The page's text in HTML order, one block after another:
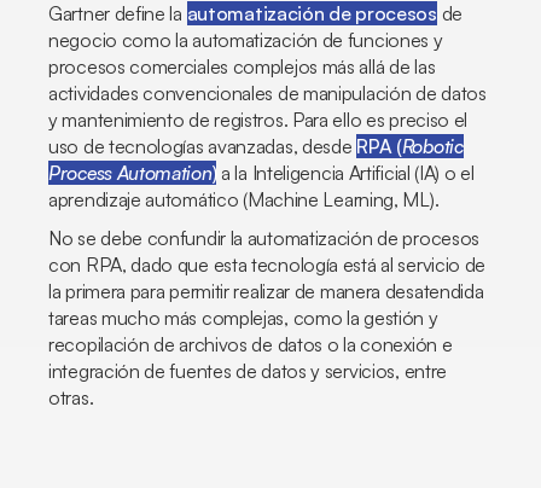
Gartner define la automatización de procesos de
negocio como la automatización de funciones y
procesos comerciales complejos más allá de las
actividades convencionales de manipulación de datos
y mantenimiento de registros. Para ello es preciso el
uso de tecnologías avanzadas, desde RPA (Robotic
Process Automation) ala Inteligencia Artificial (IA) o el
aprendizaje automático (Machine Learning, ML).
No se debe confundir la automatización de procesos
con RPA, dado que esta tecnología está al servicio de
la primera para permitir realizar de manera desatendida
tareas mucho más complejas, como la gestión y
recopilación de archivos de datos o la conexión e
integración de fuentes de datos y servicios, entre
otras.